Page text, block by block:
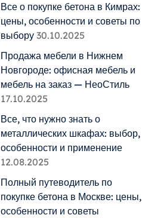
Все о покупке бетона в Кимрах:
цены, особенности и советы по
выбору 30.10.2025
Продажа мебели в Нижнем
Новгороде: офисная мебель и
мебель на заказ — НеоСтиль
17.10.2025
Все, что нужно знать о
металлических шкафах: выбор,
особенности и применение
12.08.2025
Полный путеводитель по
покупке бетона в Москве: цены,
особенности и советы